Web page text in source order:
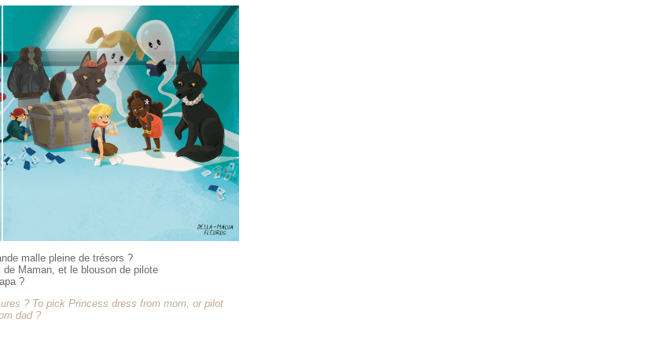
malle pleine de trésors ?
Maman, et le blouson de pilote
?
? To pick Princess dress from mom, or pilot
dad ?